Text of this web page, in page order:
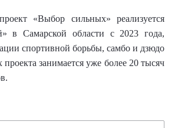
проект «Выбор сильных» реализуется
в Самарской области с 2023 года,
спортивной борьбы, самбо и дзюдо
занимается уже более 20 тысяч
.